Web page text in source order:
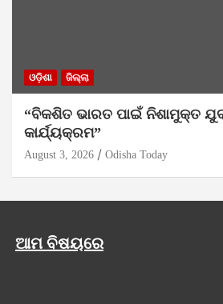
ଓଡ଼ିଶା ଜିଲ୍ଲା
“ବିକଶିତ ଭାରତ ପାଇଁ ନିଶାମୁକ୍ତ
କାର୍ଯ୍ୟକ୍ରମ”
August 3, 2026 Odisha Today
ଆମ ବିଷୟରେ